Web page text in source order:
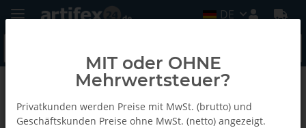
DE
Zurück zur Liste Fein
MIT oder OHNE
Mehrwertsteuer?
Privatkunden werden Preise mit MwSt. (brutto) und
Geschäftskunden Preise ohne MwSt. (netto) angezeigt.